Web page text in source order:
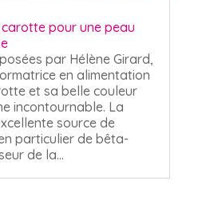
pour une peau
par Hélène Girard,
en alimentation
et sa belle couleur
incontournable. La
source de
particulier de bêta-
de la...